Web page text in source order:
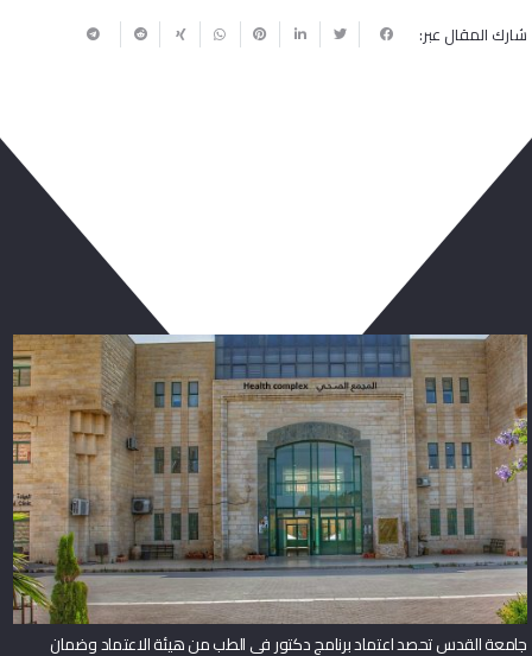
شارك المقال عبر:
جامعة القدس تحصد اعتماد برنامج دكتور في الطب من هيئة الاعتماد وضمان